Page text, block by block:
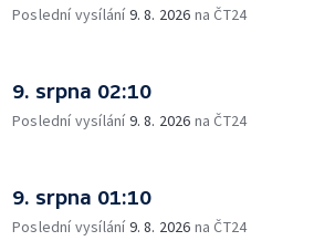
Poslední vysílání9. 8. 2026 na ČT24
9. srpna 02:10
Poslední vysílání9. 8. 2026 na ČT24
9. srpna 01:10
Poslední vysílání9. 8. 2026 na ČT24